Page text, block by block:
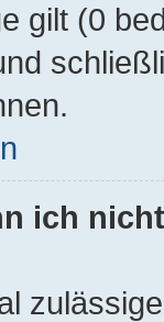
gilt (0
ich